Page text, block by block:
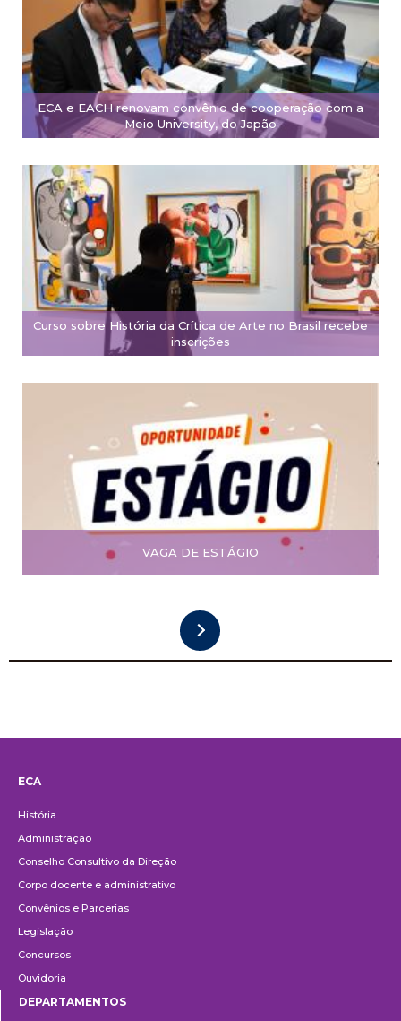
ECA e EACH renovam convênio de cooperação com a
Meio University, do Japão
Curso sobre História da Crítica de Arte no Brasil recebe
inscrições
VAGA DE ESTÁGIO
ECA
História
Administração
Conselho Consultivo da Direção
Corpo docente e administrativo
Convênios e Parcerias
Legislação
Concursos
Ouvidoria
DEPARTAMENTOS